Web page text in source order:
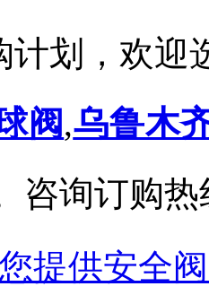
计划，欢迎
阀,乌鲁木
咨询订购热
提供安全